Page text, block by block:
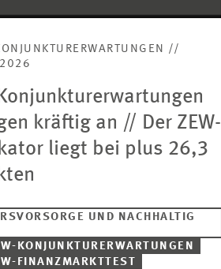
//
kräftig an // Der ZEW-
liegt bei plus 26,3
UND NACHHALTIG
KONJUNKTURERWARTUNGEN
FINANZMARKTTEST